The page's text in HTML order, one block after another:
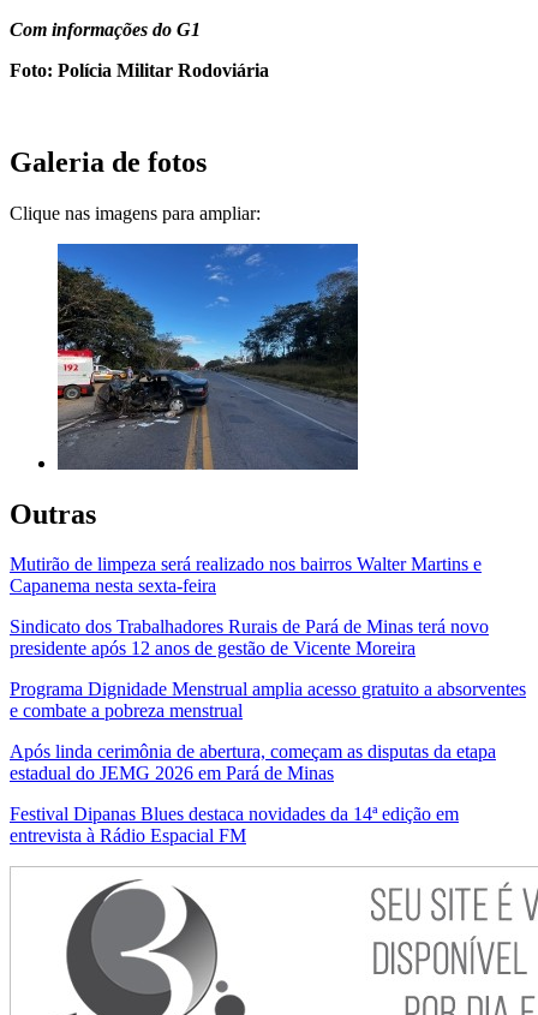
Com informações do G1
Foto: Polícia Militar Rodoviária
Galeria de fotos
Clique nas imagens para ampliar:
Outras
Mutirão de limpeza será realizado nos bairros Walter Martins e
Capanema nesta sexta-feira
Sindicato dos Trabalhadores Rurais de Pará de Minas terá novo
presidente após 12 anos de gestão de Vicente Moreira
Programa Dignidade Menstrual amplia acesso gratuito a absorventes
e combate a pobreza menstrual
Após linda cerimônia de abertura, começam as disputas da etapa
estadual do JEMG 2026 em Pará de Minas
Festival Dipanas Blues destaca novidades da 14ª edição em
entrevista à Rádio Espacial FM